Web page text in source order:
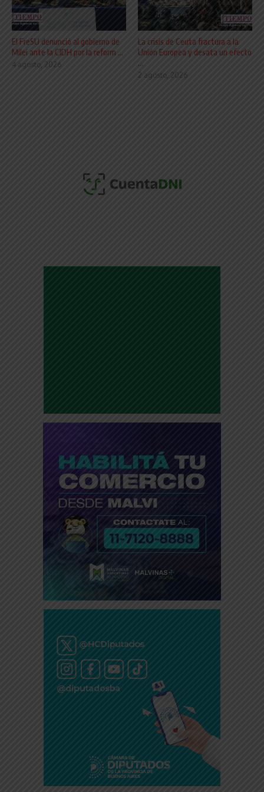
El FreSU denunció al gobierno de
Milei ante la CIDH por la reform ...
4 agosto, 2026
La crisis de Ceuta fractura a la
Unión Europea y desata un efecto
...
2 agosto, 2026